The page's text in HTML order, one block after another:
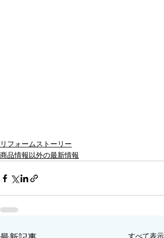
リフォームストーリー
商品情報以外の最新情報
すべて表示